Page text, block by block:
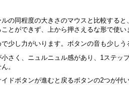
の同程度の大きさのマウスと比較すると
とができず、上から押さえるな形で使い
少し力がいります。ボタンの音も少しう
さく、ニュルニュル感があり、1ステッ
。
ドボタンが進むと戻るボタンの2つが付